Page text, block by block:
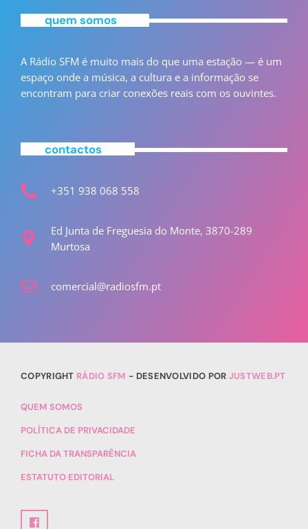
quem somos
A Rádio SFM é muito mais do que uma estação — é um
espaço onde a música, a cultura e a informação se
encontram para criar conexões reais com os ouvintes.
contactos
+351 938 068 558
Ed Junta de Freguesia do Monte, 3870-289
Murtosa
comercial@radiosfm.pt
COPYRIGHT RÁDIO SFM - DESENVOLVIDO POR JUSTWEB.PT
QUEM SOMOS
POLÍTICA DE PRIVACIDADE
FICHA DA TRANSPARÊNCIA
ESTATUTO EDITORIAL